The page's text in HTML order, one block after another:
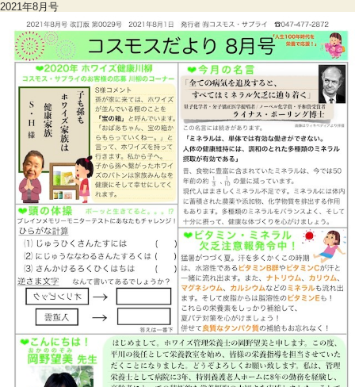
2021年8月号